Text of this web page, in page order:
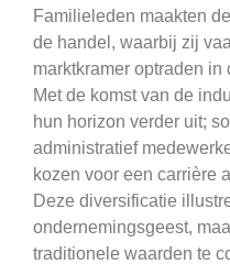
Familieleden maakten
de handel, waarbij zij
marktkramer optraden
Met de komst van de
hun horizon verder uit;
administratief
kozen voor een carrière
Deze diversificatie
ondernemingsgeest,
traditionele waarden te